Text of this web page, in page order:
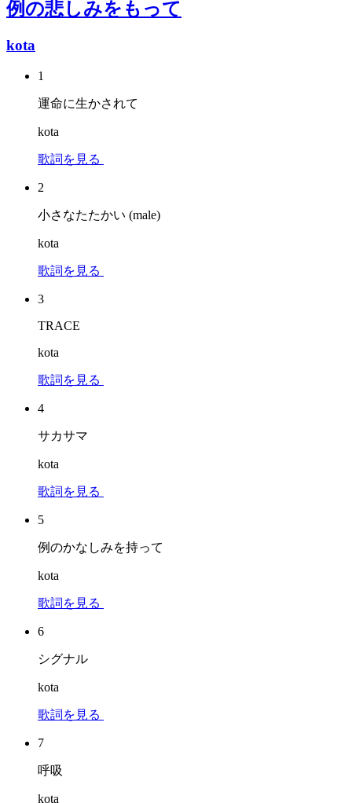
例の悲しみをもって
kota
1
運命に生かされて
kota
歌詞を見る
2
小さなたたかい (male)
kota
歌詞を見る
3
TRACE
kota
歌詞を見る
4
サカサマ
kota
歌詞を見る
5
例のかなしみを持って
kota
歌詞を見る
6
シグナル
kota
歌詞を見る
7
呼吸
kota